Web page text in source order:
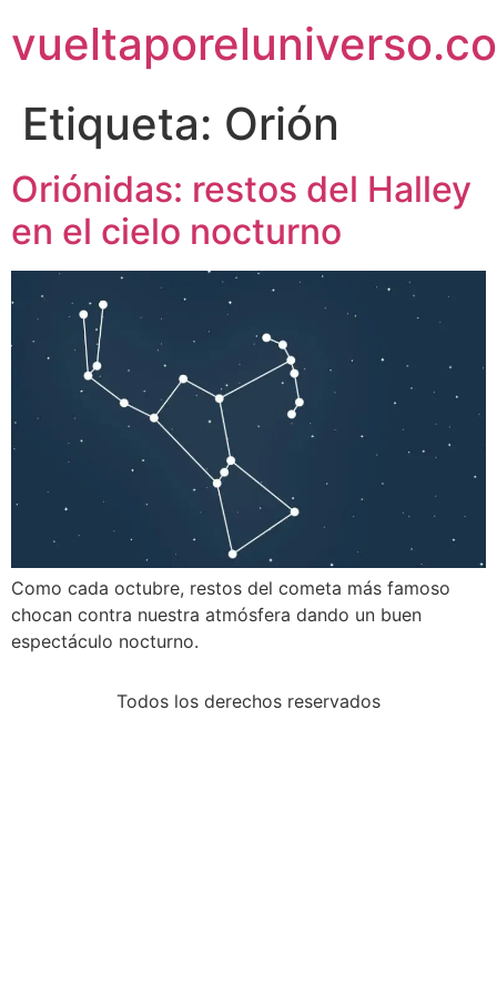
Etiqueta: Orión
Oriónidas: restos del Halley
en el cielo nocturno
Como cada octubre, restos del cometa más famoso
chocan contra nuestra atmósfera dando un buen
espectáculo nocturno.
Todos los derechos reservados